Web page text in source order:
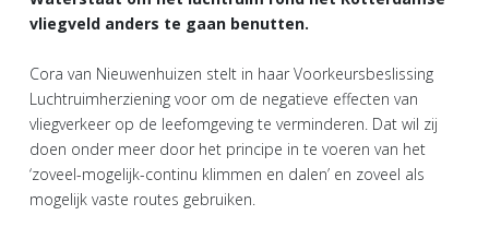
vliegveld anders te gaan benutten.
Cora van Nieuwenhuizen stelt in haar Voorkeursbeslissing
Luchtruimherziening voor om de negatieve effecten van
vliegverkeer op de leefomgeving te verminderen. Dat wil zij
doen onder meer door het principe in te voeren van het
‘zoveel-mogelijk-continu klimmen en dalen’ en zoveel als
mogelijk vaste routes gebruiken.